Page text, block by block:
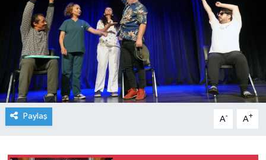
Paylaş A- A+